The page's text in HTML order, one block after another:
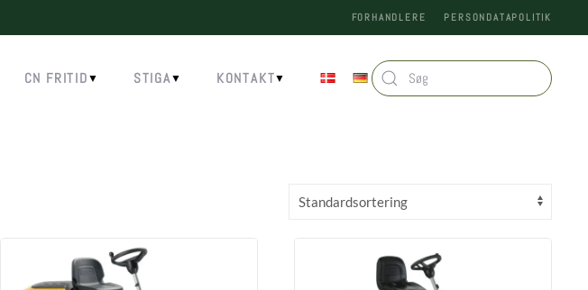
FORHANDLERE PERSONDATAPOLITIK
CN FRITID STIGA KONTAKT